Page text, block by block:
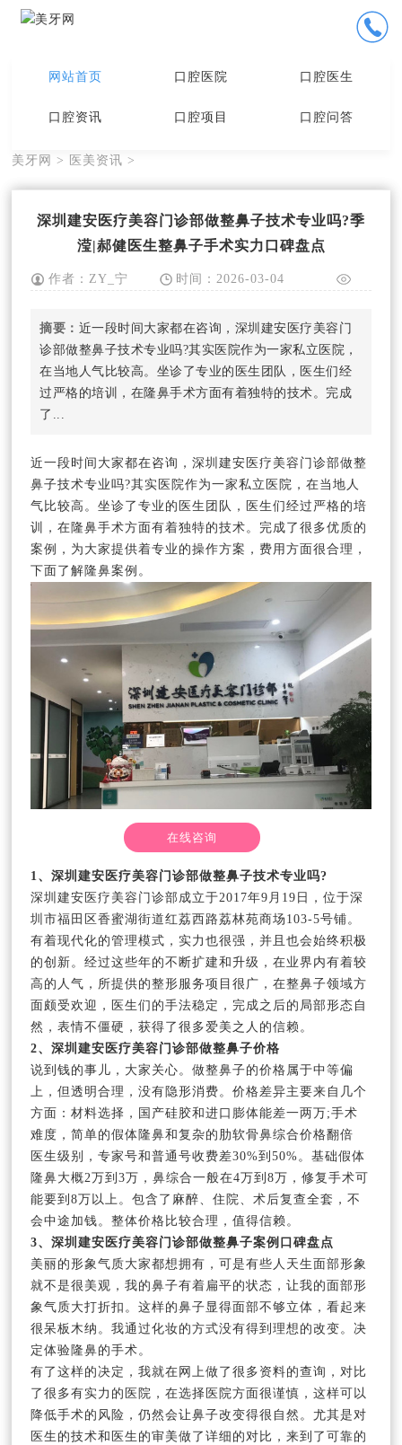
网站首页 口腔医院 口腔医生
口腔资讯 口腔项目 口腔问答
美牙网 > 医美资讯 >
深圳建安医疗美容门诊部做整鼻子技术专业吗?季
滢|郝健医生整鼻子手术实力口碑盘点
作者：ZY_宁
时间：2026-03-04
摘要： 近一段时间大家都在咨询，深圳建安医疗美容门
诊部做整鼻子技术专业吗?其实医院作为一家私立医院，
在当地人气比较高。坐诊了专业的医生团队，医生们经
过严格的培训，在隆鼻手术方面有着独特的技术。完成
了...
近一段时间大家都在咨询，深圳建安医疗美容门诊部做整
鼻子技术专业吗?其实医院作为一家私立医院，在当地人
气比较高。坐诊了专业的医生团队，医生们经过严格的培
训，在隆鼻手术方面有着独特的技术。完成了很多优质的
案例，为大家提供着专业的操作方案，费用方面很合理，
下面了解隆鼻案例。
在线咨询
1、深圳建安医疗美容门诊部做整鼻子技术专业吗?
深圳建安医疗美容门诊部成立于2017年9月19日，位于深
圳市福田区香蜜湖街道红荔西路荔林苑商场103-5号铺。
有着现代化的管理模式，实力也很强，并且也会始终积极
的创新。经过这些年的不断扩建和升级，在业界内有着较
高的人气，所提供的整形服务项目很广，在整鼻子领域方
面颇受欢迎，医生们的手法稳定，完成之后的局部形态自
然，表情不僵硬，获得了很多爱美之人的信赖。
2、深圳建安医疗美容门诊部做整鼻子价格
说到钱的事儿，大家关心。做整鼻子的价格属于中等偏
上，但透明合理，没有隐形消费。价格差异主要来自几个
方面：材料选择，国产硅胶和进口膨体能差一两万;手术
难度，简单的假体隆鼻和复杂的肋软骨鼻综合价格翻倍
医生级别，专家号和普通号收费差30%到50%。基础假体
隆鼻大概2万到3万，鼻综合一般在4万到8万，修复手术可
能要到8万以上。包含了麻醉、住院、术后复查全套，不
会中途加钱。整体价格比较合理，值得信赖。
3、深圳建安医疗美容门诊部做整鼻子案例口碑盘点
美丽的形象气质大家都想拥有，可是有些人天生面部形象
就不是很美观，我的鼻子有着扁平的状态，让我的面部形
象气质大打折扣。这样的鼻子显得面部不够立体，看起来
很呆板木纳。我通过化妆的方式没有得到理想的改变。决
定体验隆鼻的手术。
有了这样的决定，我就在网上做了很多资料的查询，对比
了很多有实力的医院，在选择医院方面很谨慎，这样可以
降低手术的风险，仍然会让鼻子改变得很自然。尤其是对
医生的技术和医生的审美做了详细的对比，来到了可靠的